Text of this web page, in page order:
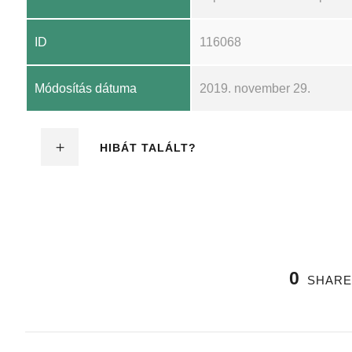
ID 116068
Módosítás dátuma 2019. november 29.
HIBÁT TALÁLT?
0